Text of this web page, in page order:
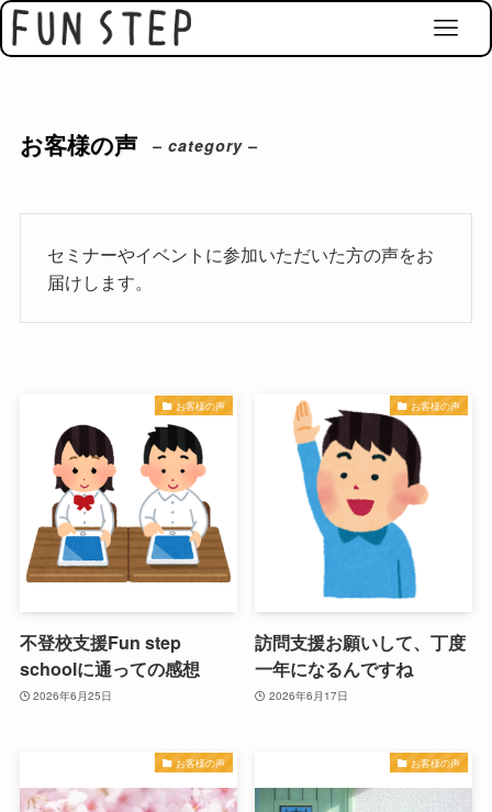
お客様の声 – category –
セミナーやイベントに参加いただいた方の声をお
届けします。
お客様の声
不登校支援Fun step
schoolに通っての感想
2026年6月25日
お客様の声
訪問支援お願いして、丁度
一年になるんですね
2026年6月17日
お客様の声 お客様の声